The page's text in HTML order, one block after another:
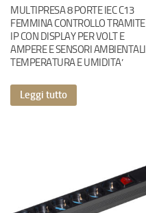
MULTIPRESA 8 PORTE IEC C13
FEMMINA CONTROLLO TRAMITE
IP CON DISPLAY PER VOLT E
AMPERE E SENSORI AMBIENTALI
TEMPERATURA E UMIDITA’
Leggi tutto